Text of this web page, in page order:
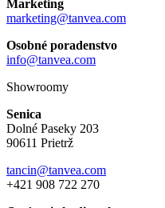
Marketing
marketing@tanvea.com
Osobné poradenstvo
info@tanvea.com
Showroomy
Senica
Dolné Paseky 203
90611 Prietrž
tancin@tanvea.com
+421 908 722 270